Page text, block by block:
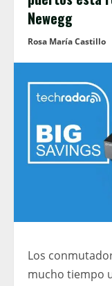
Newegg
Rosa María Castillo
Los
mucho tiempo